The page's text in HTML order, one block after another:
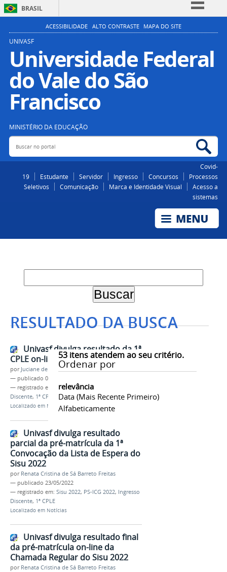
BRASIL
Simplifique!
Participe
Acesso à informação
Legislação
ACESSIBILIDADE ALTO CONTRASTE MAPA DO SITE
UNIVASF
Universidade Federal
do Vale do São
Francisco
MINISTÉRIO DA EDUCAÇÃO
Buscar no portal
Covid-
19
Estudante Servidor Ingresso Concursos
Processos
Seletivos
Comunicação Marca e Identidade Visual
Acesso a
sistemas
RESULTADO DA BUSCA
53itens atendem ao seu critério.
Ordenar por
relevância
Data (mais Recente Primeiro)
Alfabeticamente
Univasf divulga resultado da 1ª
CPLE on-line do Sisu 2022
por Juciane de Jesus Aleixo
— publicado 09/05/2022
— registrado em:
Sisu 2022,PS-ICG 2022
Discente, 1ª CPLE
Localizado em Notícias
Univasf divulga resultado
parcial da pré-matrícula da 1ª
Convocação da Lista de Espera do
Sisu 2022
por Renata Cristina de Sá Barreto Freitas
— publicado 23/05/2022
— registrado em: Sisu 2022, PS-ICG 2022, Ingresso
Discente, 1ª CPLE
Localizado em Notícias
Univasf divulga resultado final
da pré-matrícula on-line da
Chamada Regular do Sisu 2022
por Renata Cristina de Sá Barreto Freitas